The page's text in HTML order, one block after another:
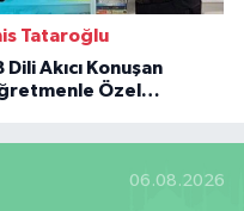
Tataroğlu
Dili Akıcı Konuşan
Özel
06.08.2026